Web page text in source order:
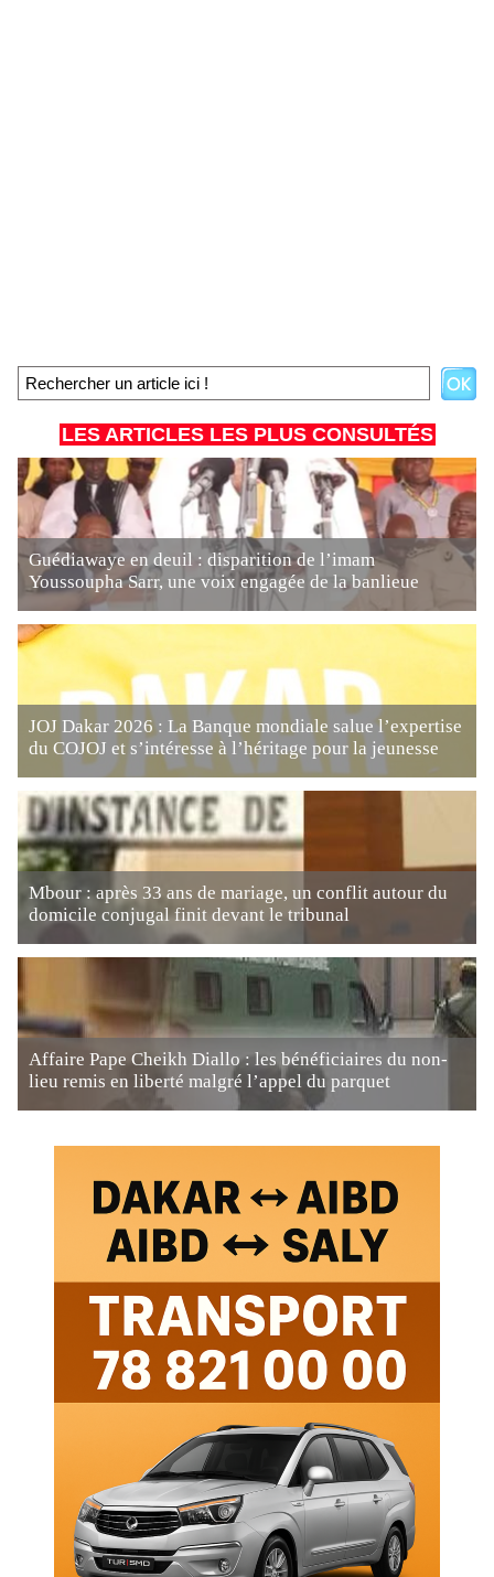
LES ARTICLES LES PLUS CONSULTÉS
Guédiawaye en deuil : disparition de l’imam
Youssoupha Sarr, une voix engagée de la banlieue
JOJ Dakar 2026 : La Banque mondiale salue l’expertise
du COJOJ et s’intéresse à l’héritage pour la jeunesse
Mbour : après 33 ans de mariage, un conflit autour du
domicile conjugal finit devant le tribunal
Affaire Pape Cheikh Diallo : les bénéficiaires du non-
lieu remis en liberté malgré l’appel du parquet